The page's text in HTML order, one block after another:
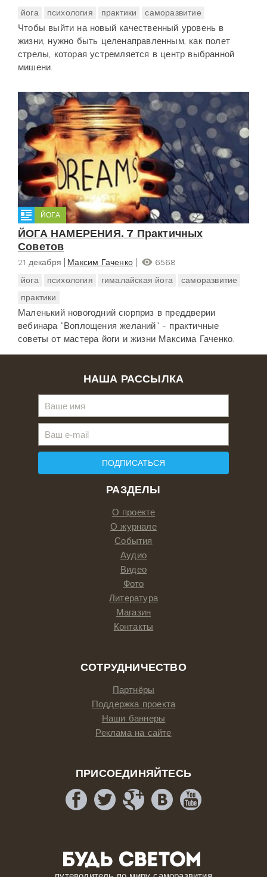
йога
психология практики саморазвитие
Чтобы выйти на новый качественный уровень в
жизни, нужно быть целенаправленным, как полет
стрелы, которая устремляется в центр выбранной
мишени.
ЙОГА
ЙОГА НАМЕРЕНИЯ. 7 Практичных
Советов
21 декабря Максим Гаченко
6568
йога
психология гималайская йога
саморазвитие
практики
Маленький новогодний сюрприз в преддверии
вебинара "Воплощения желаний" - практичные
советы от мастера йоги и жизни Максима Гаченко.
РАЗДЕЛЫ
О проекте
О журнале
События
Аудио
Видео
Фото
Литература
Магазин
Контакты
СОТРУДНИЧЕСТВО
Партнёры
Поддержка проекта
Наши баннеры
Реклама на сайте
ПРИСОЕДИНЯЙТЕСЬ
НАША РАССЫЛКА
ПОДПИСАТЬСЯ